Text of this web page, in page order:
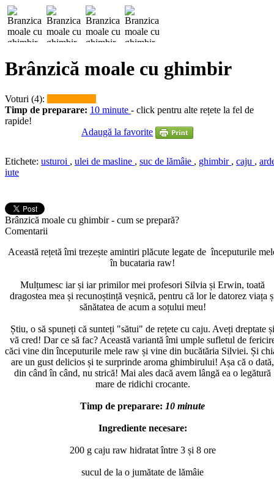
Brânzică moale cu ghimbir
Voturi (4):
Timp de preparare: 10 minute - click pentru alte rețete la fel de
rapide!
Adaugă la favorite
Etichete: usturoi , ulei de masline , suc de lămâie , ghimbir , caju ,
iute
Brânzică moale cu ghimbir - cum se prepară?
Comentarii
Această rețetă îmi trezește amintiri plăcute legate de începuturile
în bucataria raw!
Mulțumesc iar și iar primilor mei profesori Silvia și Erwin, toată
dragostea mea și recunoștință veșnică, pentru că lor le datorez viața
sănătatea de acum a soțului meu!
Știu, o să spuneți că sunteți "sătui" de rețete cu caju. Aveți dreptate și
vă cred! Dar ce să fac? Această variantă îmi umple sufletul de
căci vine din începuturile mele raw și vine din bucătăria Silviei. Și
are un gust delicios și te surprinde aroma ghimbirului! Așa că o dată,
din când în când, nu strică! Mai ales dacă avem lângă ea o legătură
mare de ridichi crocante.
Timp de preparare: 10 minute
Ingrediente necesare:
200 g caju raw hidratat între 3 și 8 ore
sucul de la o jumătate de lămâie